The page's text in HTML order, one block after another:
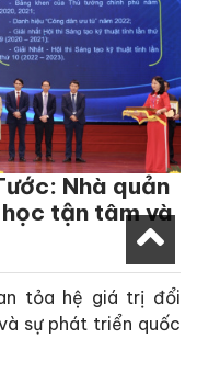
Nhà quản
tận tâm và
tỏa hệ giá trị đổi
sự phát triển quốc